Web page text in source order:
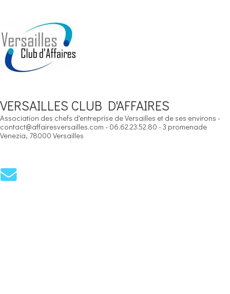
VERSAILLES CLUB D'AFFAIRES
Association des chefs d'entreprise de Versailles et de ses environs -
contact@affairesversailles.com - 06.62.23.52.80 - 3 promenade
Venezia, 78000 Versailles